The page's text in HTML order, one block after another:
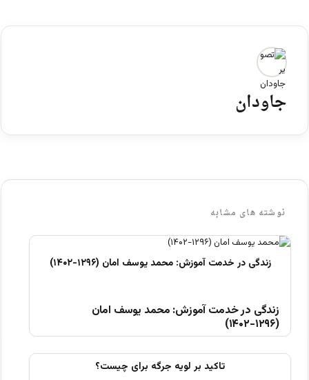
جاودان
نوشته های مشابه
زندگی در خدمت آموزش: محمد یوسف امان
(۱۲۹۶-۱۴۰۲)